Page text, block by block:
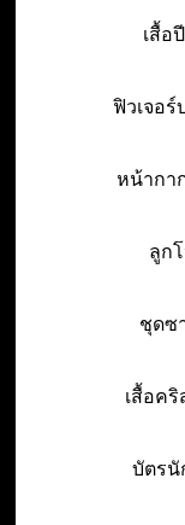
เสื้อ
ฟิวเจอร์
หน้ากา
ลูก
ชุดซ
เสื้อค
บัตรนั